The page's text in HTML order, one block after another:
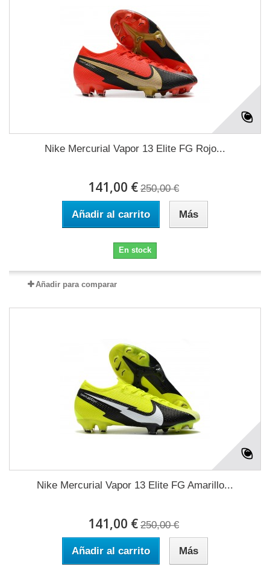
Nike Mercurial Vapor 13 Elite FG Rojo...
141,00 € 250,00 €
Añadir al carrito Más
En stock
Añadir para comparar
Nike Mercurial Vapor 13 Elite FG Amarillo...
141,00 € 250,00 €
Añadir al carrito Más